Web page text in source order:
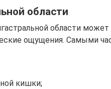
области
области
ощущения. Самыми
кишки;